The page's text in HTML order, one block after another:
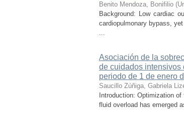
Benito Mendoza, Bonifilio (
Background: Low cardiac
cardiopulmonary bypass,
...
Asociación de la
de cuidados intensivos
periodo de 1 de enero
Saucillo Zúñiga, Gabriela
Introduction: Optimization
fluid overload has emerged